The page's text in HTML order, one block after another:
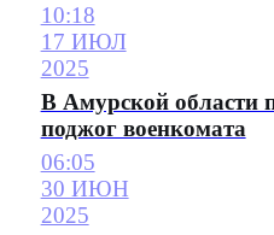
10:18
17 ИЮЛ
2025
В Амурской области
поджог военкомата
06:05
30 ИЮН
2025